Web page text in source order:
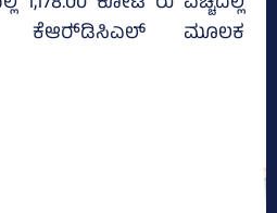
ಕೆಆರ್‍‌ಡಿಸಿಎಲ್ ಮೂಲಕ